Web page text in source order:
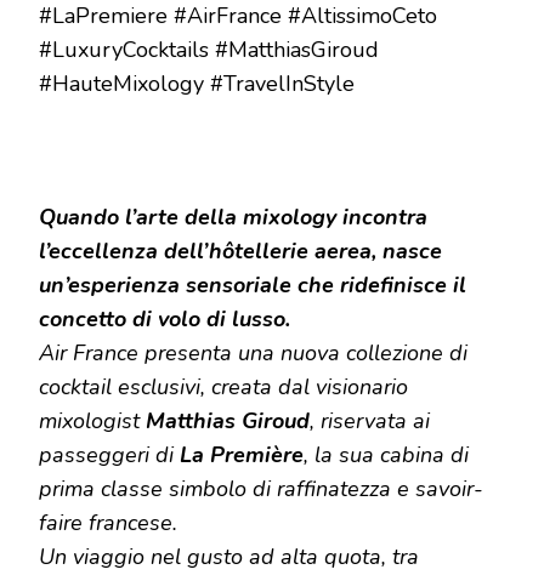
#LaPremiere #AirFrance #AltissimoCeto
#LuxuryCocktails #MatthiasGiroud
#HauteMixology #TravelInStyle
Quando l’arte della mixology incontra
l’eccellenza dell’hôtellerie aerea, nasce
un’esperienza sensoriale che ridefinisce il
concetto di volo di lusso.
Air France presenta una nuova collezione di
cocktail esclusivi, creata dal visionario
mixologist Matthias Giroud, riservata ai
passeggeri di La Première, la sua cabina di
prima classe simbolo di raffinatezza e savoir-
faire francese.
Un viaggio nel gusto ad alta quota, tra